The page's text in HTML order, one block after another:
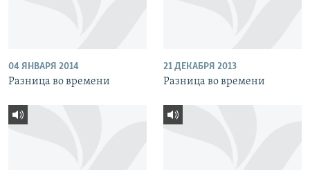
04 ЯНВАРЯ 2014
Разница во времени
21 ДЕКАБРЯ 2013
Разница во времени